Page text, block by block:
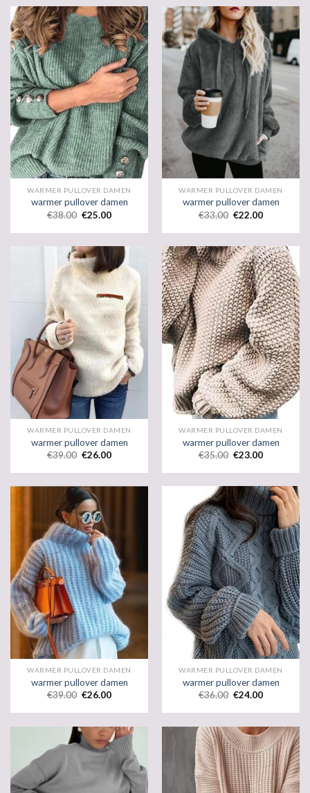
WARMER PULLOVER DAMEN
warmer pullover damen
€38.00 €25.00
WARMER PULLOVER DAMEN
warmer pullover damen
€33.00 €22.00
WARMER PULLOVER DAMEN
warmer pullover damen
€39.00 €26.00
WARMER PULLOVER DAMEN
warmer pullover damen
€35.00 €23.00
WARMER PULLOVER DAMEN
warmer pullover damen
€39.00 €26.00
WARMER PULLOVER DAMEN
warmer pullover damen
€36.00 €24.00